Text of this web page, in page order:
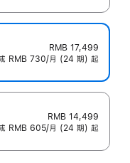
RMB 17,499
RMB 730/月 (24 期) 起
RMB 14,499
RMB 605/月 (24 期) 起